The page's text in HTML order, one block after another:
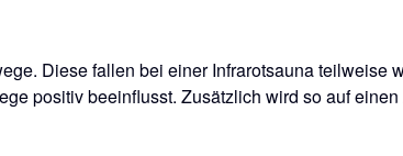
Diese fallen bei einer Infrarotsauna
positiv beeinflusst. Zusätzlich wird so auf